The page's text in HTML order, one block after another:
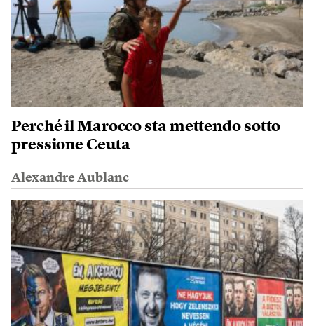
Perché il Marocco sta mettendo sotto
pressione Ceuta
Alexandre Aublanc